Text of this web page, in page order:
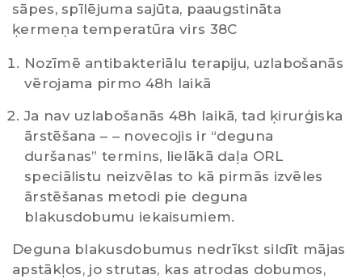
sāpes, spīlējuma sajūta, paaugstināta
ķermeņa temperatūra virs 38C
Nozīmē antibakteriālu terapiju, uzlabošanās
vērojama pirmo 48h laikā
Ja nav uzlabošanās 48h laikā, tad ķirurģiska
ārstēšana – – novecojis ir “deguna
duršanas” termins, lielākā daļa ORL
speciālistu neizvēlas to kā pirmās izvēles
ārstēšanas metodi pie deguna
blakusdobumu iekaisumiem.
Deguna blakusdobumus nedrīkst sildīt mājas
apstākļos, jo strutas, kas atrodas dobumos,